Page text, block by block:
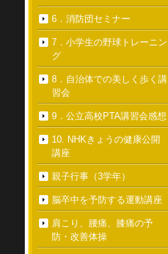
6．消防団セミナー
7．小学生の野球トレーニン
グ
8．自治体での美しく歩く講
習会
9．公立高校PTA講習会感想
10. NHKきょうの健康公開
講座
親子行事（3学年）
脳卒中を予防する運動講座
肩こり、腰痛、膝痛の予
防・改善体操